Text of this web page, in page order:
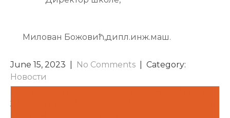
Милован Божовић,дипл.инж.маш.
June 15, 2023 No Comments
| Category:
Новости
NAVIGATION
ЗА УЧЕНИКЕ ЗАВРШНИХ РАЗРЕДА У ЈУНСКОМ